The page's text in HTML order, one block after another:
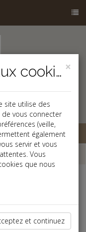
×
Politique relative aux cookies
site utilise des
vous connecter
(veille,
également
servir et vous
Vous
que nous
et continuez